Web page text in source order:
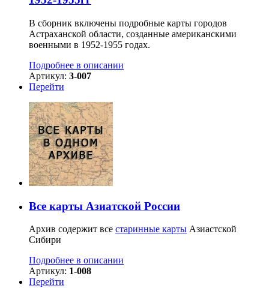
В сборник включены подробные карты городов
Астраханской области, созданные американскими
военными в 1952-1955 годах.
Подробнее в описании
Артикул: 3-007
Перейти
Все карты Азиатской России
Архив содержит все старинные карты Азиастской
Сибири
Подробнее в описании
Артикул: 1-008
Перейти